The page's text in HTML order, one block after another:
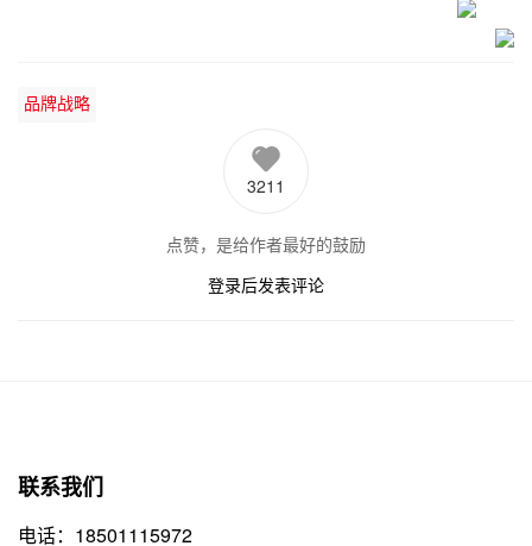
品牌战略
3211
点赞，是给作者最好的鼓励
登录后发表评论
联系我们
电话：18501115972